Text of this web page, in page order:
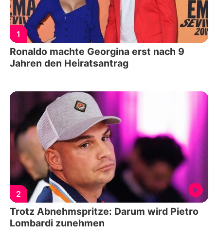
1
Ronaldo machte Georgina erst nach 9
Jahren den Heiratsantrag
2
Trotz Abnehmspritze: Darum wird Pietro
Lombardi zunehmen